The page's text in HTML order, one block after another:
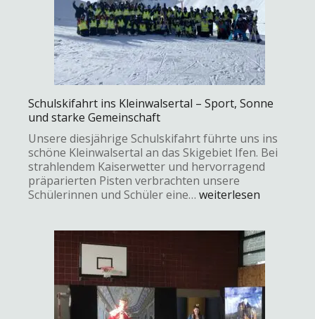
Schulskifahrt ins Kleinwalsertal – Sport, Sonne
und starke Gemeinschaft
Unsere diesjährige Schulskifahrt führte uns ins
schöne Kleinwalsertal an das Skigebiet Ifen. Bei
strahlendem Kaiserwetter und hervorragend
präparierten Pisten verbrachten unsere
Schülerinnen und Schüler eine… weiterlesen